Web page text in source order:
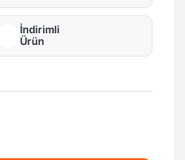
İndirimli
Ürün